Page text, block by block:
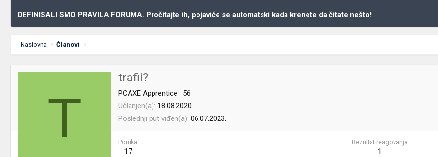
DEFINISALI SMO PRAVILA FORUMA. Pročitajte ih, pojaviće se automatski kada krenete da čitate nešto!
Naslovna Članovi
T
trafii?
PCAXE Apprentice · 56
Učlanjen(a) 18.08.2020.
Poslednji put viđen(a) 06.07.2023.
Poruka
17
Rezultat reagovanja
1